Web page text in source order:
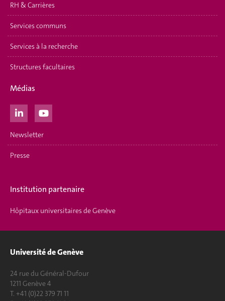
RH & Carrières
Services communs
Services à la recherche
Structures facultaires
Médias
Newsletter
Presse
Institution partenaire
Hôpitaux universitaires de Genève
Université de Genève
24 rue du Général-Dufour
1211 Genève 4
T. +41 (0)22 379 71 11